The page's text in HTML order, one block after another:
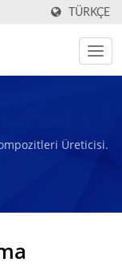
TÜRKÇE
Üreticisi.